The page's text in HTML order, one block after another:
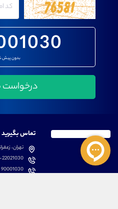
بدون پیش
تماس بگیرید
تهران،
90001030